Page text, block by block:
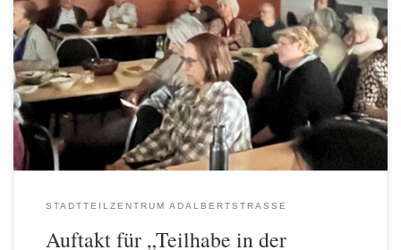
„Teilhabe in der Migrationsgesellschaft stärken“ (TeiM+) –
gefördert durch die Senatsverwaltung für Arbeit, Soziales,
Gleichstellung, Integration, Vielfalt und Antidiskriminierung
(SenASGIVA). Der Auftakttag brachte Ehrenamtliche,
Kooperationspartner*innen und das Team des Stadtteilzentrums
(STZ) Adalbertstraße zusammen – für einen Tag voller
Begegnung, […]
STADTTEILZENTRUM ADALBERTSTRASSE
Auftakt für „Teilhabe in der